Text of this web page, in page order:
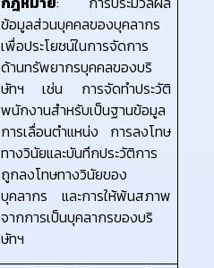
ข้อมูลส่วนบุคคลของบุคลากร
เพื่อประโยชน์ในการจัดการ
ด้านทรัพยากรบุคคลของบริ
ษัทฯ เช่น การจัดทำประวัติ
พนักงานสำหรับเป็นฐานข้อมูล
การเลื่อนตำแหน่ง การลงโทษ
ทางวินัยและบันทึกประวัติการ
ถูกลงโทษทางวินัยของ
บุคลากร และการให้พ้นสภาพ
จากการเป็นบุคลากรของบริ
ษัทฯ